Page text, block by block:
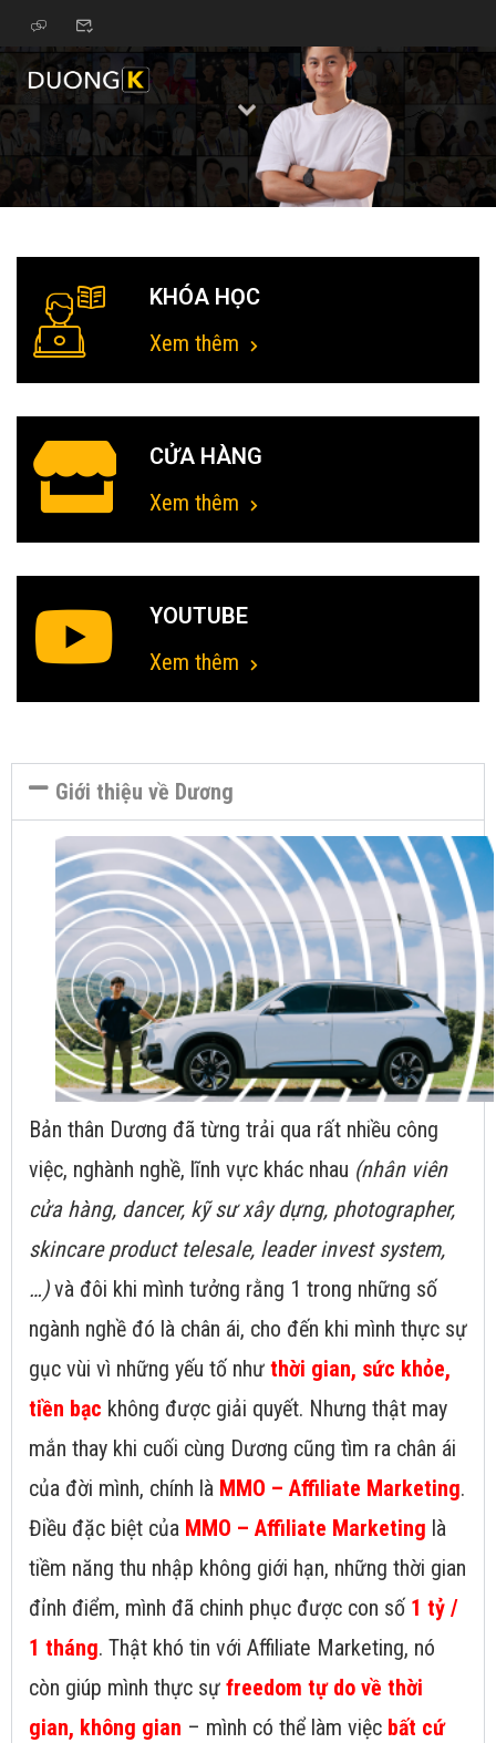
KHÓA HỌC
Xem thêm
CỬA HÀNG
Xem thêm
YOUTUBE
Xem thêm
Giới thiệu về Dương
Bản thân Dương đã từng trải qua rất nhiều công
việc, nghành nghề, lĩnh vực khác nhau (nhân viên
cửa hàng, dancer, kỹ sư xây dựng, photographer,
skincare product telesale, leader invest system,
…)và đôi khi mình tưởng rằng 1 trong những số
ngành nghề đó là chân ái, cho đến khi mình thực sự
gục vùi vì những yếu tố như thời gian, sức khỏe,
tiền bạc không được giải quyết. Nhưng thật may
mắn thay khi cuối cùng Dương cũng tìm ra chân ái
của đời mình, chính là MMO – Affiliate Marketing.
Điều đặc biệt của MMO – Affiliate Marketing là
tiềm năng thu nhập không giới hạn, những thời gian
đỉnh điểm, mình đã chinh phục được con số 1 tỷ /
1 tháng. Thật khó tin với Affiliate Marketing, nó
còn giúp mình thực sự freedom tự do về thời
gian, không gian – mình có thể làm việc bất cứ